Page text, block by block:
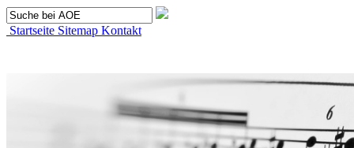
Startseite Sitemap Kontakt